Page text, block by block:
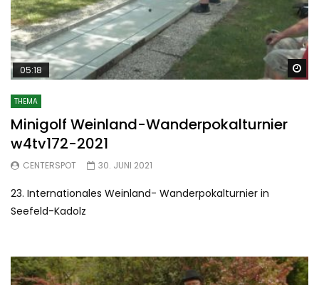
05:18
THEMA
Minigolf Weinland-Wanderpokalturnier
w4tv172-2021
CENTERSPOT 30. JUNI 2021
23. Internationales Weinland- Wanderpokalturnier in
Seefeld-Kadolz